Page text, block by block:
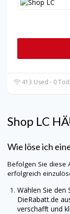
413 Used - 0
Shop LC
Wie löse ich
Befolgen Sie diese
erfolgreich
Wählen Sie den
DieRabatt.de
verschafft und